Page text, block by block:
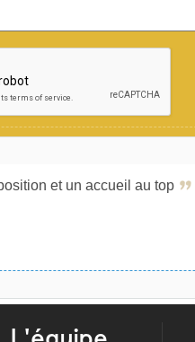
et un accueil au top